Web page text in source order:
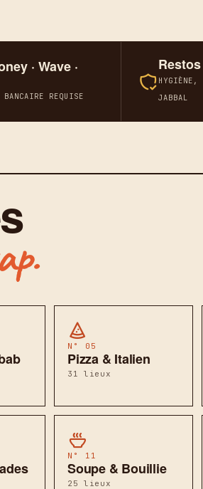
· Wave ·
BANCAIRE REQUISE
HYGIÈNE,
JABBAL
N° 05
Pizza & Italien
31 lieux
N° 11
Soupe & Bouillie
25 lieux